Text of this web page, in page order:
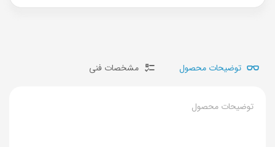
توضیحات محصول مشخصات فنی
توضیحات محصول